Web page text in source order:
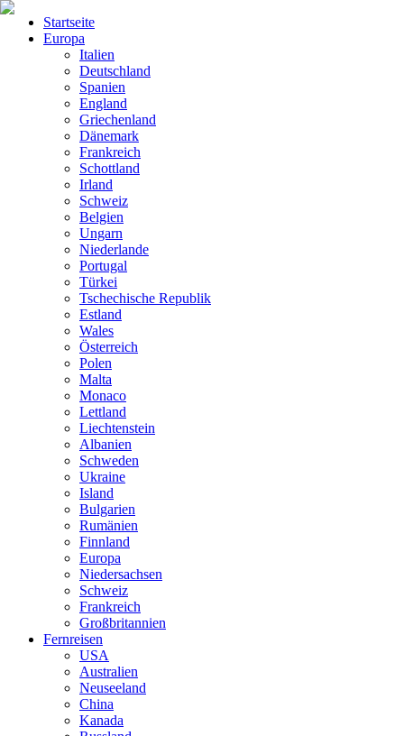
Startseite
Europa
Italien
Deutschland
Spanien
England
Griechenland
Dänemark
Frankreich
Schottland
Irland
Schweiz
Belgien
Ungarn
Niederlande
Portugal
Türkei
Tschechische Republik
Estland
Wales
Österreich
Polen
Malta
Monaco
Lettland
Liechtenstein
Albanien
Schweden
Ukraine
Island
Bulgarien
Rumänien
Finnland
Europa
Niedersachsen
Schweiz
Frankreich
Großbritannien
Fernreisen
USA
Australien
Neuseeland
China
Kanada